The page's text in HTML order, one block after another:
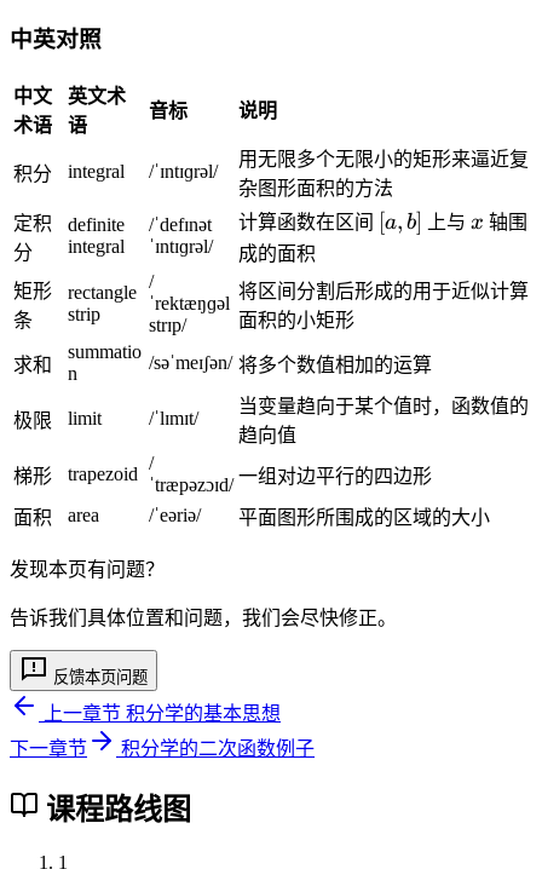
a
c
8
{
=
\
fr
c
1
}
2
}
n
ft
y
}
t
中英对照
中文
术语
英文术
语
音标 说明
积分 integral /ˈɪntɪɡrəl/
用无限多个无限小的矩形来逼近复
杂图形面积的方法
定积
分
definite
integral
/ˈdefɪnət
ˈɪntɪɡrəl/
计算函数在区间 [
,
b
[a, b] 上与x
x 轴围
成的面积
矩形
条
rectangle
strip
/
ˈrektæŋɡəl
strɪp/
将区间分割后形成的用于近似计算
面积的小矩形
求和
summatio
n
/səˈmeɪʃən/ 将多个数值相加的运算
极限 limit /ˈlɪmɪt/
当变量趋向于某个值时，函数值的
趋向值
梯形
trapezoid
/
ˈtræpəzɔɪd/ 一组对边平行的四边形
面积
area /ˈeəriə/ 平面图形所围成的区域的大小
发现本页有问题？
告诉我们具体位置和问题，我们会尽快修正。
反馈本页问题
上一章节 积分学的基本思想
下一章节
积分学的二次函数例子
课程路线图
1